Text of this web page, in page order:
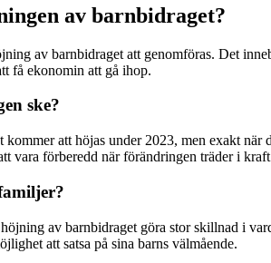
av barnbidraget?
av barnbidraget att genomföras. Det
få ekonomin att gå ihop.
ske?
kommer att höjas under 2023, men exakt
vara förberedd när förändringen träder i
av barnbidraget göra stor skillnad i
att satsa på sina barns välmående.